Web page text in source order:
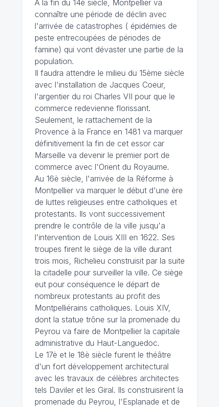
A la fin du 14è siècle, Montpellier va
connaître une période de déclin avec
l'arrivée de catastrophes ( épidémies de
peste entrecoupées de périodes de
famine) qui vont dévaster une partie de la
population.
Il faudra attendre le milieu du 15ème siècle
avec l'installation de Jacques Coeur,
l'argentier du roi Charles VII pour que le
commerce redevienne florissant.
Seulement, le rattachement de la
Provence à la France en 1481 va marquer
définitivement la fin de cet essor car
Marseille va devenir le premier port de
commerce avec l'Orient du Royaume.
Au 16è siècle, l'arrivée de la Réforme à
Montpellier va marquer le début d'une ère
de luttes religieuses entre catholiques et
protestants. Ils vont successivement
prendre le contrôle de la ville jusqu'a
l'intervention de Louis XIII en 1622. Ses
troupes firent le siège de la ville durant
trois mois, Richelieu construisit par la suite
la citadelle pour surveiller la ville. Ce siège
eut pour conséquence le départ de
nombreux protestants au profit des
Montpelliérains catholiques. Louis XIV,
dont la statue trône sur la promenade du
Peyrou va faire de Montpellier la capitale
administrative du Haut-Languedoc.
Le 17è et le 18è siècle furent le théâtre
d'un fort développement architectural
avec les travaux de célèbres architectes
tels Daviler et les Giral. Ils construisirent la
promenade du Peyrou, l'Esplanade et de